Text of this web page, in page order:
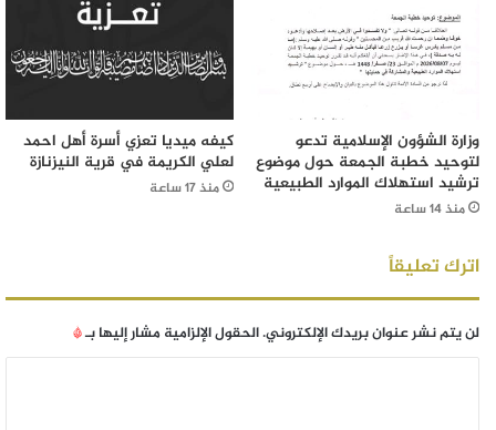
وزارة الشؤون الإسلامية تدعو
لتوحيد خطبة الجمعة حول موضوع
ترشيد استهلاك الموارد الطبيعية
منذ 14 ساعة
كيفه ميديا تعزي أسرة أهل احمد
لعلي الكريمة في قرية النيزنازة
منذ 17 ساعة
اترك تعليقاً
لن يتم نشر عنوان بريدك الإلكتروني.الحقول الإلزامية مشار إليها بـ*